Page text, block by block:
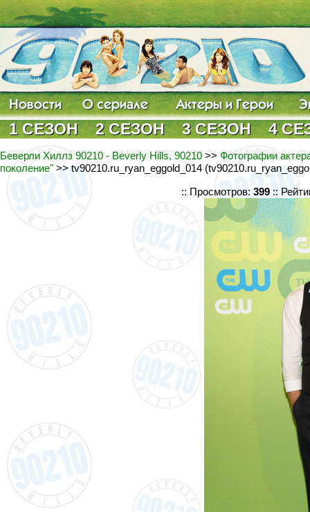
1 СЕЗОН 2 СЕЗОН 3 СЕЗОН 4
Беверли Хиллз 90210 - Beverly Hills, 90210 >> Фотографии
поколение" >> tv90210.ru_ryan_eggold_014
:: Просмотров: 399 ::